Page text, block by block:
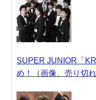
SUPER JUNIOR「
め！（画像、売り切